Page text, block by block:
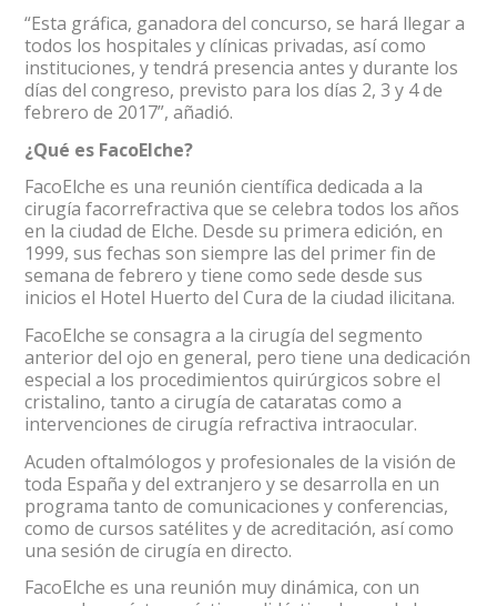
“Esta gráfica, ganadora del concurso, se hará llegar a
todos los hospitales y clínicas privadas, así como
instituciones, y tendrá presencia antes y durante los
días del congreso, previsto para los días 2, 3 y 4 de
febrero de 2017”, añadió.
¿Qué es FacoElche?
FacoElche es una reunión científica dedicada a la
cirugía facorrefractiva que se celebra todos los años
en la ciudad de Elche. Desde su primera edición, en
1999, sus fechas son siempre las del primer fin de
semana de febrero y tiene como sede desde sus
inicios el Hotel Huerto del Cura de la ciudad ilicitana.
FacoElche se consagra a la cirugía del segmento
anterior del ojo en general, pero tiene una dedicación
especial a los procedimientos quirúrgicos sobre el
cristalino, tanto a cirugía de cataratas como a
intervenciones de cirugía refractiva intraocular.
Acuden oftalmólogos y profesionales de la visión de
toda España y del extranjero y se desarrolla en un
programa tanto de comunicaciones y conferencias,
como de cursos satélites y de acreditación, así como
una sesión de cirugía en directo.
FacoElche es una reunión muy dinámica, con un